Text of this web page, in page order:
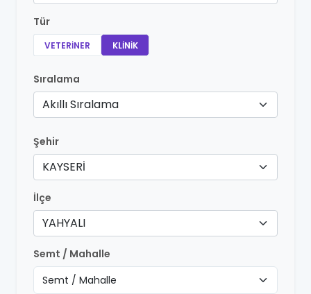
Tür
VETERINER KLINIK
Sıralama
Akıllı Sıralama
Şehir
KAYSERİ
İlçe
YAHYALI
Semt / Mahalle